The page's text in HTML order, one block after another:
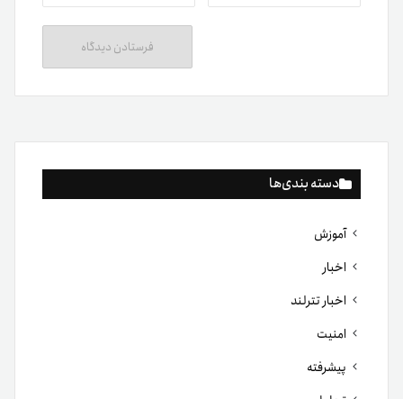
دسته بندی‌ها
آموزش
اخبار
اخبار تترلند
امنیت
پیشرفته